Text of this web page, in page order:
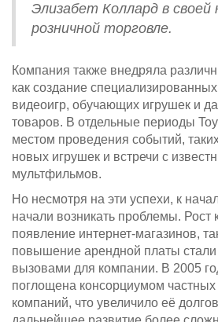
Элизабет Коллард в своей
розничной торговле.
Компания также внедряла
как создание
видеоигр, обучающих игрушек и
товаров. В отдельные периоды
местом проведения событий,
новых игрушек и встречи с
мультфильмов.
Но несмотря на эти успехи, к
начали возникать проблемы. Рост
появление интернет-магазинов,
повышение арендной платы
вызовами для компании. В 2005
поглощена консорциумом
компаний, что увеличило её